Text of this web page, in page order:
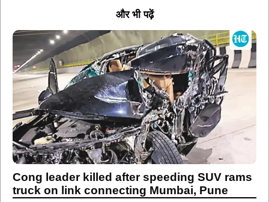
और भी पढ़ें
Cong leader killed after speeding SUV rams
truck on link connecting Mumbai, Pune